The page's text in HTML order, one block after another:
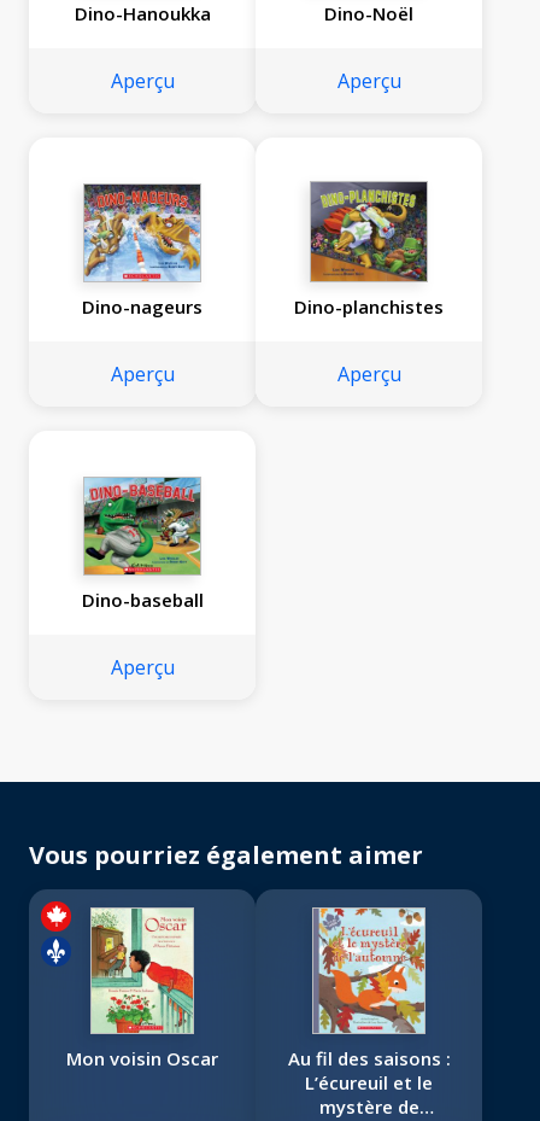
Dino-Hanoukka
Aperçu
Dino-Noël
Aperçu
Dino-nageurs
Aperçu
Dino-planchistes
Aperçu
Dino-baseball
Aperçu
Vous pourriez également aimer
Mon voisin Oscar
Au fil des saisons :
L’écureuil et le
mystère de